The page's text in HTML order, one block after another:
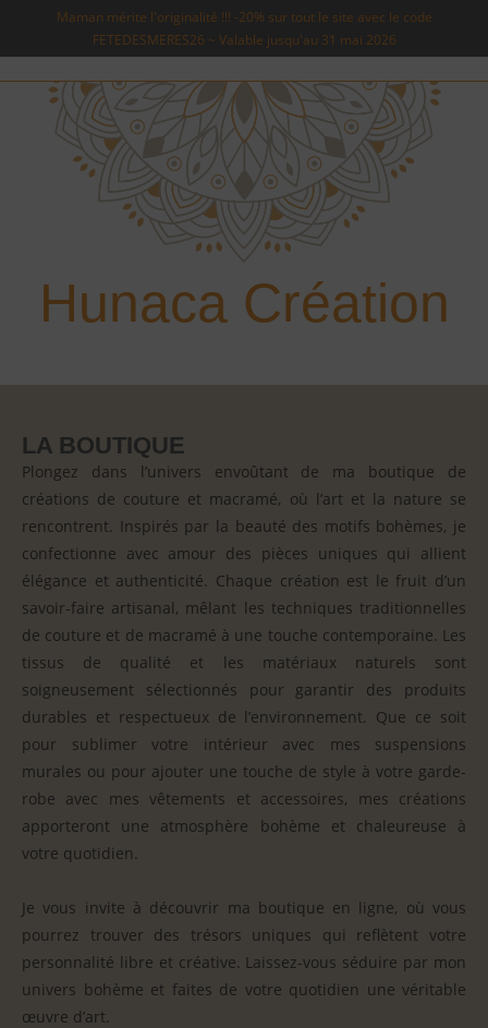
Maman mérite l'originalité !!! -20% sur tout le site avec le code
FETEDESMERES26 ~ Valable jusqu'au 31 mai 2026
Hunaca Création
LA BOUTIQUE
Plongez dans l’univers envoûtant de ma boutique de
créations de couture et macramé, où l’art et la nature se
rencontrent. Inspirés par la beauté des motifs bohèmes, je
confectionne avec amour des pièces uniques qui allient
élégance et authenticité. Chaque création est le fruit d’un
savoir-faire artisanal, mêlant les techniques traditionnelles
de couture et de macramé à une touche contemporaine. Les
tissus de qualité et les matériaux naturels sont
soigneusement sélectionnés pour garantir des produits
durables et respectueux de l’environnement. Que ce soit
pour sublimer votre intérieur avec mes suspensions
murales ou pour ajouter une touche de style à votre garde-
robe avec mes vêtements et accessoires, mes créations
apporteront une atmosphère bohème et chaleureuse à
votre quotidien.
Je vous invite à découvrir ma boutique en ligne, où vous
pourrez trouver des trésors uniques qui reflètent votre
personnalité libre et créative. Laissez-vous séduire par mon
univers bohème et faites de votre quotidien une véritable
œuvre d’art.